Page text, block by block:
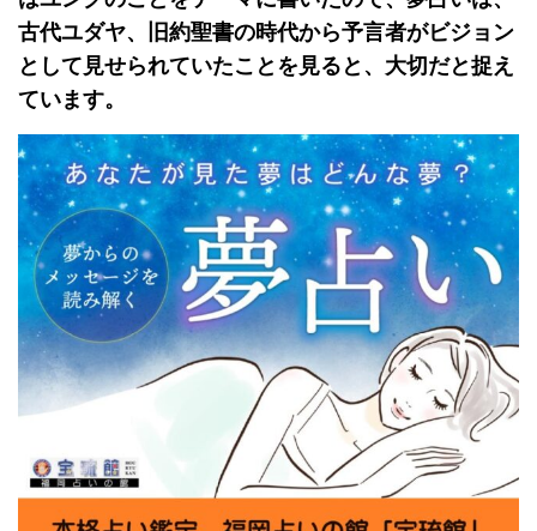
古代ユダヤ、旧約聖書の時代から予言者がビジョン
として見せられていたことを見ると、大切だと捉え
ています。